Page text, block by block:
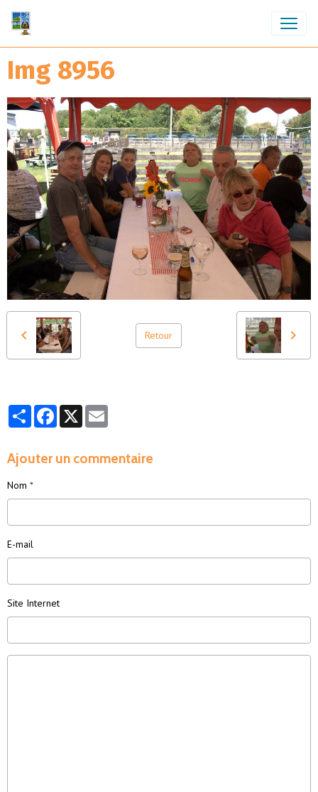
Img 8956
Retour
PartagerFacebook
X
Ajouter un commentaire
Nom
E-mail
Site Internet